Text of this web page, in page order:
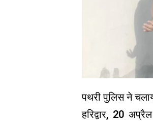
पथरी पुलिस ने
हरिद्वार, 20